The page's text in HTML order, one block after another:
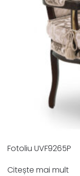
Fotoliu UVF9265P
Citește mai mult